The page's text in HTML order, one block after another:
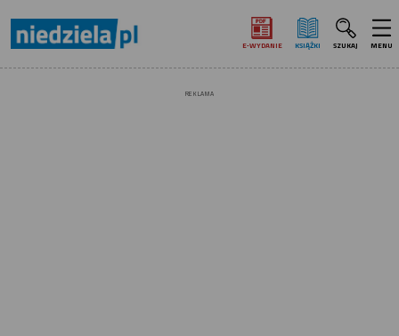
E‑WYDANIE KSIĄŻKI SZUKAJ MENU
REKLAMA